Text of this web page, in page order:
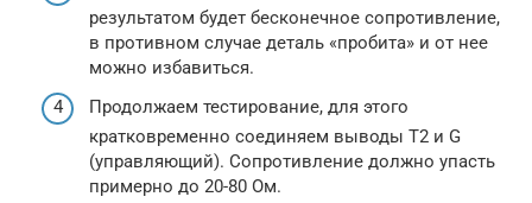
результатом будет бесконечное сопротивление,
в противном случае деталь «пробита» и от нее
можно избавиться.
Продолжаем тестирование, для этого
кратковременно соединяем выводы T2 и G
(управляющий). Сопротивление должно упасть
примерно до 20-80 Ом.